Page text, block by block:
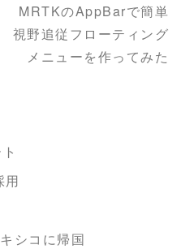
MRTKのAppBarで簡単
視野追従フローティング
メニューを作ってみた
用
シコに帰国